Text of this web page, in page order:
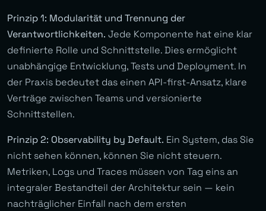
Prinzip 1: Modularität und Trennung der
Verantwortlichkeiten. Jede Komponente hat eine klar
definierte Rolle und Schnittstelle. Dies ermöglicht
unabhängige Entwicklung, Tests und Deployment. In
der Praxis bedeutet das einen API-first-Ansatz, klare
Verträge zwischen Teams und versionierte
Schnittstellen.
Prinzip 2: Observability by Default. Ein System, das Sie
nicht sehen können, können Sie nicht steuern.
Metriken, Logs und Traces müssen von Tag eins an
integraler Bestandteil der Architektur sein — kein
nachträglicher Einfall nach dem ersten